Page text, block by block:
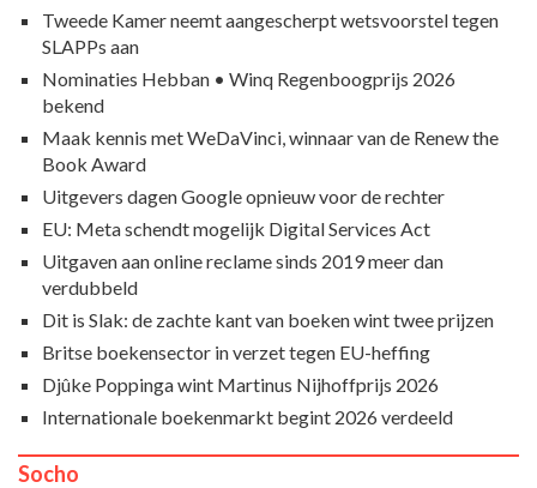
Tweede Kamer neemt aangescherpt wetsvoorstel tegen
SLAPPs aan
Nominaties Hebban • Winq Regenboogprijs 2026
bekend
Maak kennis met WeDaVinci, winnaar van de Renew the
Book Award
Uitgevers dagen Google opnieuw voor de rechter
EU: Meta schendt mogelijk Digital Services Act
Uitgaven aan online reclame sinds 2019 meer dan
verdubbeld
Dit is Slak: de zachte kant van boeken wint twee prijzen
Britse boekensector in verzet tegen EU-heffing
Djûke Poppinga wint Martinus Nijhoffprijs 2026
Internationale boekenmarkt begint 2026 verdeeld
Socho